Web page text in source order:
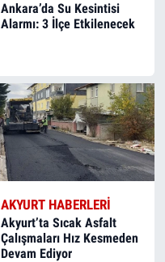
Ankara’da Su Kesintisi
Alarmı: 3 İlçe Etkilenecek
AKYURT HABERLERI
Akyurt’ta Sıcak Asfalt
Çalışmaları Hız Kesmeden
Devam Ediyor